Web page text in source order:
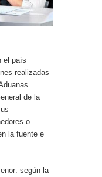
el país
realizadas
de la
o
la fuente e
según la